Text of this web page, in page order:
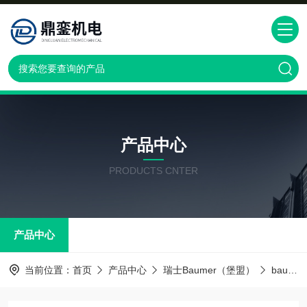
产品中心
PRODUCTS CNTER
产品中心
当前位置： 首页 产品中心 瑞士Baumer（堡盟） baumer传感器